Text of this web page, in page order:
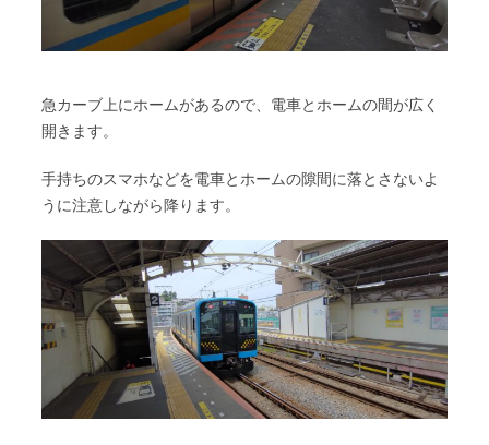
急カーブ上にホームがあるので、電車とホームの間が広く
開きます。
手持ちのスマホなどを電車とホームの隙間に落とさないよ
うに注意しながら降ります。